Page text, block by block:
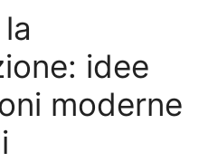
idee
moderne